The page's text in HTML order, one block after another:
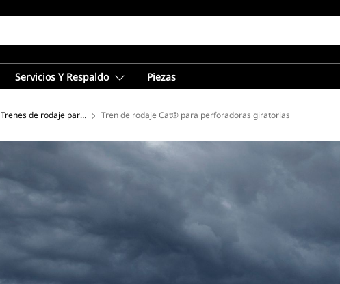
Servicios Y Respaldo Piezas
Trenes de rodaje para la construcciónTren de rodaje Cat® para perforadoras giratorias